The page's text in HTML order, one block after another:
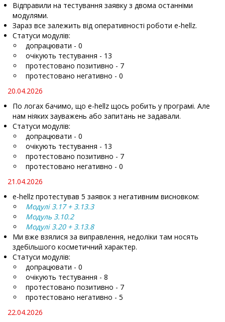
Відправили на тестування заявку з двома останніми
модулями.
Зараз все залежить від оперативності роботи e-hellz.
Статуси модулів:
допрацювати - 0
очікують тестування - 13
протестовано позитивно - 7
протестовано негативно - 0
20.04.2026
По логах бачимо, що e-hellz щось робить у програмі. Але
нам ніяких зауважень або запитань не задавали.
Статуси модулів:
допрацювати - 0
очікують тестування - 13
протестовано позитивно - 7
протестовано негативно - 0
21.04.2026
e-hellz протестував 5 заявок з негативним висновком:
Модулі 3.17 + 3.13.3
Модуль 3.10.2
Модулі 3.20 + 3.13.8
Ми вже взялися за виправлення, недоліки там носять
здебільшого косметичний характер.
Статуси модулів:
допрацювати - 0
очікують тестування - 8
протестовано позитивно - 7
протестовано негативно - 5
22.04.2026